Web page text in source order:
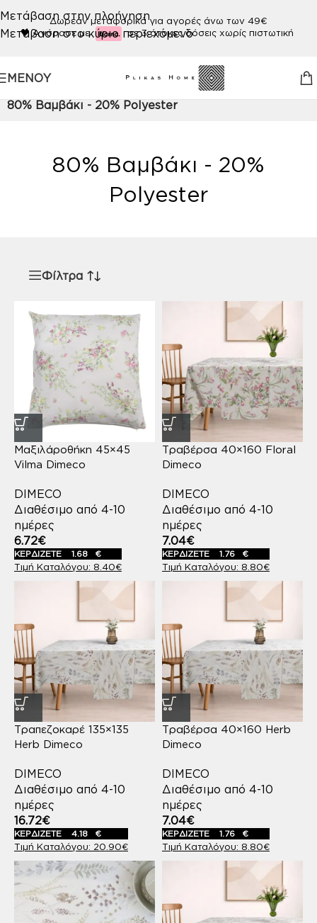
Μετάβαση στην πλοήγηση
Μετάβαση στο κύριο περιεχόμενο
Δωρεάν μεταφορικά για αγορές άνω των 49€
🖤Αγόρασε με σε 3 άτοκες δόσεις χωρίς πιστωτική
ΜΕΝΟΎ
Προϊόν ΠΟΙΟΤΗΤΑ/
80% Βαμβάκι - 20% Polyester
80% Βαμβάκι - 20%
Polyester
Φίλτρα
Μαξιλάροθήκη 45×45
Vilma Dimeco
DIMECO
Διαθέσιμο από 4-10
ημέρες
8.40€
6.72€
ΚΕΡΔΙΖΕΤΕ 1.68 €
Τραβέρσα 40×160 Floral
Dimeco
DIMECO
Διαθέσιμο από 4-10
ημέρες
8.80€
7.04€
ΚΕΡΔΙΖΕΤΕ 1.76 €
Τραπεζοκαρέ 135×135
Herb Dimeco
DIMECO
Διαθέσιμο από 4-10
ημέρες
20.90€
16.72€
ΚΕΡΔΙΖΕΤΕ 4.18 €
Τραβέρσα 40×160 Herb
Dimeco
DIMECO
Διαθέσιμο από 4-10
ημέρες
8.80€
7.04€
ΚΕΡΔΙΖΕΤΕ 1.76 €